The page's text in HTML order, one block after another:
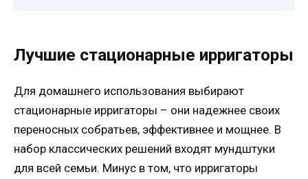
Лучшие стационарные ирригаторы
Для домашнего использования выбирают
стационарные ирригаторы – они надежнее своих
переносных собратьев, эффективнее и мощнее. В
набор классических решений входят мундштуки
для всей семьи. Минус в том, что ирригаторы